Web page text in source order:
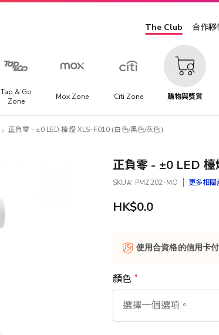
The Club 合作夥
Tap & Go
Zone
Mox Zone Citi Zone 購物與獎賞
正負零 - ±0 LED 檯燈 XLS-F010 (白色/黑色/灰色)
正負零 - ±0 LED
SKU PMZ202-MO 更多相
HK$0.0
使用合資格的信用卡
顏色